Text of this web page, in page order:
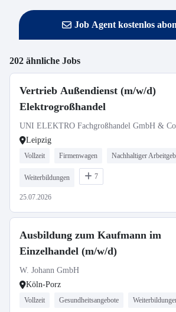
Job Agent kostenlos
202 ähnliche Jobs
Vertrieb Außendienst (m/w/d)
Elektrogroßhandel
UNI ELEKTRO Fachgroßhandel GmbH &
Leipzig
Vollzeit Firmenwagen Nachhaltiger
Weiterbildungen 7
25.07.2026
Ausbildung zum Kaufmann im
Einzelhandel (m/w/d)
W. Johann GmbH
Köln-Porz
Vollzeit Gesundheitsangebote